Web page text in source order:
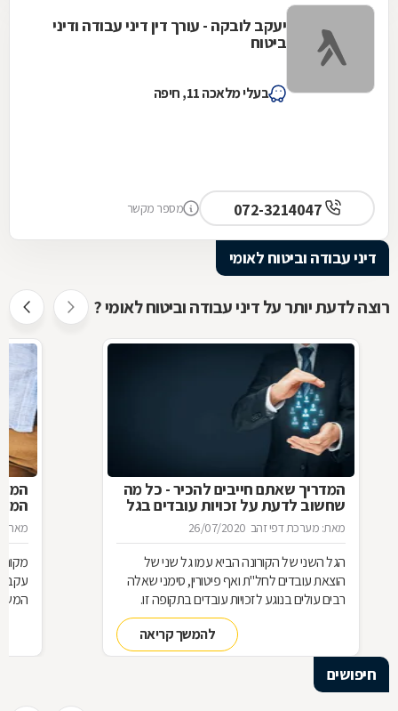
יעקב לובקה - עורך דין דיני עבודה ודיני
ביטוח
בעלי מלאכה 11, חיפה
מספר מקשר
דיני עבודה וביטוח לאומי
רוצה לדעת יותר על דיני עבודה וביטוח לאומי ?
המדריך שאתם חייבים להכיר - כל מה
שחשוב לדעת על זכויות עובדים בגל
הקורונה השני
מאת: מערכת דפי זהב 26/07/2020
הגל השני של הקורונה הביא עמו גל שני של
הוצאת עובדים לחל"ת ואף פיטורין, סימני שאלה
רבים עולים בנוגע לזכויות עובדים בתקופה זו.
ריכזנו עבורכם מספר שאלות ותשובות חשובות
להמשך קריאה
מאת:
עקב
חיפושים